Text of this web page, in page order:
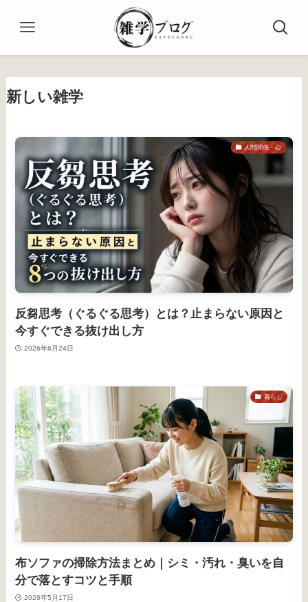
新しい雑学
人間関係・心
反芻思考（ぐるぐる思考）とは？止まらない原因と
今すぐできる抜け出し方
2026年6月24日
暮らし
布ソファの掃除方法まとめ｜シミ・汚れ・臭いを自
分で落とすコツと手順
2026年5月17日